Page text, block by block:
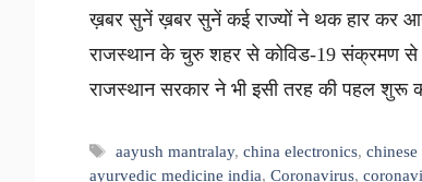
ख़बर सुनें ख़बर सुनें कई राज्यों ने थक हार कर
राजस्थान के चुरु शहर से कोविड-19 संक्रमण से
राजस्थान सरकार ने भी इसी तरह की पहल शुरू
Tags
aayush mantralay,china electronics,chinese
ayurvedic medicine india, Coronavirus,